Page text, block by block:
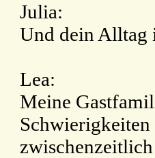
Julia:
Und dein Alltag
Lea:
Meine